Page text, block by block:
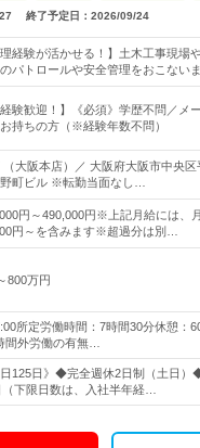
終了予定日： 2026/09/24
理経験が活かせる！】土木工事現場
パトロールや安全管理をおこないま
経験歓迎！】《必須》学歴不問／メ
持ちの方（※経験年数不問）
（大阪本店）／ 大阪府大阪市中央
町ビル ※転勤当面なし…
円～490,000円※上記月給には、
円～を含みます※超過分は別…
800万円
所定労働時間：7時間30分休憩：
間外労働の有無…
日125日》◆完全週休2日制（土日）
（下限日数は、入社半年経…